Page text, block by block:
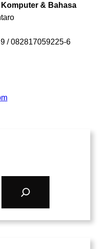
& Bahasa
/ 082817059225-6